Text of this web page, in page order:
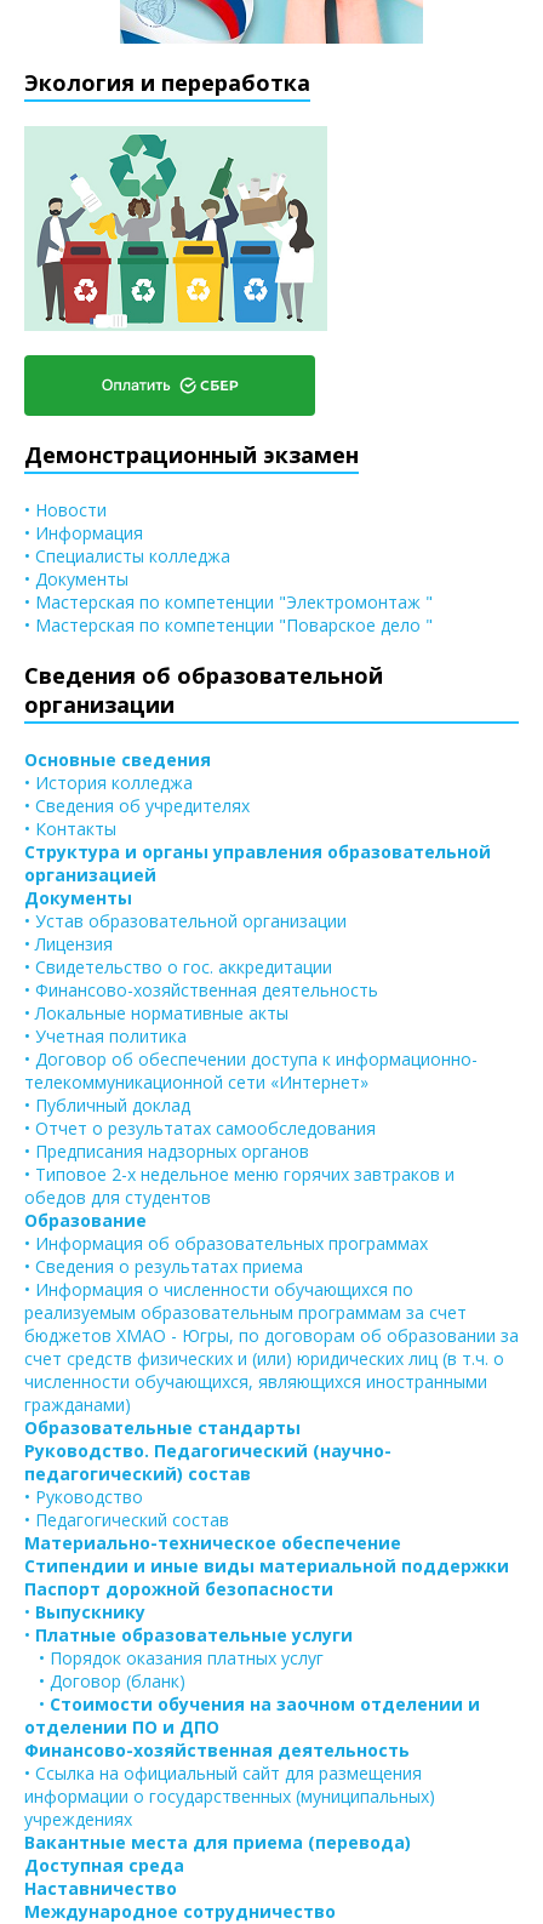
Экология и переработка
Демонстрационный экзамен
• Новости
• Информация
• Специалисты колледжа
• Документы
• Мастерская по компетенции "Электромонтаж "
• Мастерская по компетенции "Поварское дело "
Сведения об образовательной
организации
Основные сведения
• История колледжа
• Сведения об учредителях
• Контакты
Структура и органы управления образовательной
организацией
Документы
• Устав образовательной организации
• Лицензия
• Свидетельство о гос. аккредитации
• Финансово-хозяйственная деятельность
• Локальные нормативные акты
• Учетная политика
• Договор об обеспечении доступа к информационно-
телекоммуникационной сети «Интернет»
• Публичный доклад
• Отчет о результатах самообследования
• Предписания надзорных органов
• Типовое 2-х недельное меню горячих завтраков и
обедов для студентов
Образование
• Информация об образовательных программах
• Сведения о результатах приема
• Информация о численности обучающихся по
реализуемым образовательным программам за счет
бюджетов ХМАО - Югры, по договорам об образовании за
счет средств физических и (или) юридических лиц (в т.ч. о
численности обучающихся, являющихся иностранными
гражданами)
Образовательные стандарты
Руководство. Педагогический (научно-
педагогический) состав
• Руководство
• Педагогический состав
Материально-техническое обеспечение
Стипендии и иные виды материальной поддержки
Паспорт дорожной безопасности
• Выпускнику
• Платные образовательные услуги
• Порядок оказания платных услуг
• Договор (бланк)
• Стоимости обучения на заочном отделении и
отделении ПО и ДПО
Финансово-хозяйственная деятельность
• Ссылка на официальный сайт для размещения
информации о государственных (муниципальных)
учреждениях
Вакантные места для приема (перевода)
Доступная среда
Наставничество
Международное сотрудничество